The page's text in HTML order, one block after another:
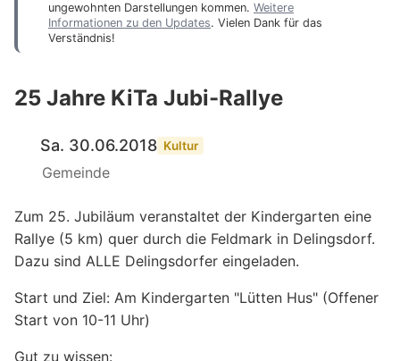
ungewohnten Darstellungen kommen. Weitere
Informationen zu den Updates. Vielen Dank für das
Verständnis!
25 Jahre KiTa Jubi-Rallye
Sa. 30.06.2018 Kultur
Gemeinde
Zum 25. Jubiläum veranstaltet der Kindergarten eine
Rallye (5 km) quer durch die Feldmark in Delingsdorf.
Dazu sind ALLE Delingsdorfer eingeladen.
Start und Ziel: Am Kindergarten "Lütten Hus" (Offener
Start von 10-11 Uhr)
Gut zu wissen: